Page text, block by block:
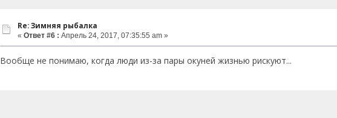
Re: Зимняя рыбалка
« Ответ #6 : Апрель 24, 2017, 07:35:55 am »
Вообще не понимаю, когда люди из-за пары окуней жизнью рискуют...